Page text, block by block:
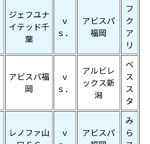
ジェフユナ
イテッド千
葉
ｖ
ｓ．
アビスパ
福岡
フ
ク
ア
リ
アビスパ福
岡
ｖ
ｓ．
アルビレ
ックス新
潟
ベ
ス
ス
タ
レノファ山
ｖ
アビスパ
み
ら